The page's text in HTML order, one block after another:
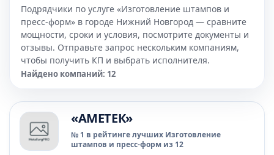
Подрядчики по услуге «Изготовление штампов и
пресс-форм» в городе Нижний Новгород — сравните
мощности, сроки и условия, посмотрите документы и
отзывы. Отправьте запрос нескольким компаниям,
чтобы получить КП и выбрать исполнителя.
Найдено компаний: 12
«АМЕТЕК»
№ 1 в рейтинге лучших Изготовление
штампов и пресс-форм из 12